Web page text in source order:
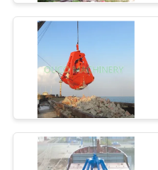
SITEMAP
ΠΟΛΙΤΙΚΉ
ΑΠΟΡΡΉΤΟΥ